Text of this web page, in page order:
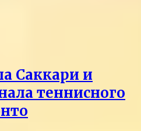
Саккари и
теннисного